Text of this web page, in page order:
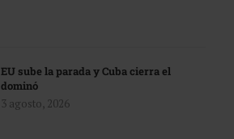
EU sube la parada y Cuba cierra el
dominó
3 agosto, 2026